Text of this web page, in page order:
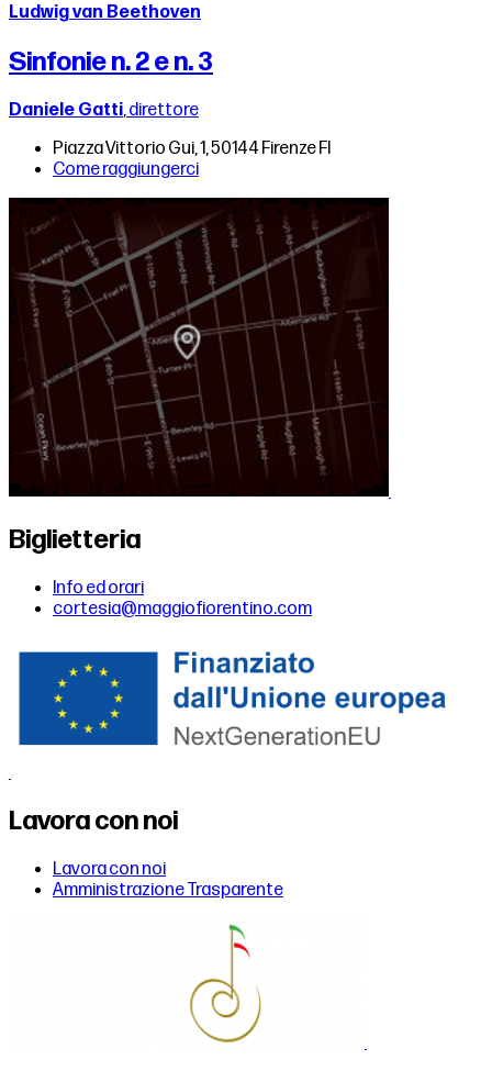
Ludwig van Beethoven
Sinfonie n. 2 e n. 3
Daniele Gatti, direttore
Piazza Vittorio Gui, 1, 50144 Firenze FI
Come raggiungerci
Biglietteria
Info ed orari
cortesia@maggiofiorentino.com
Lavora con noi
Lavora con noi
Amministrazione Trasparente